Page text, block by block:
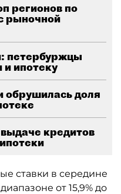
регионов по
рыночной
петербуржцы
ипотеку
обрушилась доля
кредитов
ставки в середине
от 15,9% до